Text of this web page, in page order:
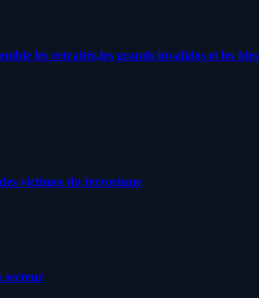
les retraités,les grands invalides et les
victimes du terrorisme
secteur